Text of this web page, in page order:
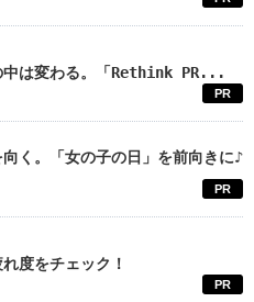
中は変わる。「Rethink PR...
PR
く。「女の子の日」を前向きに♪
PR
度をチェック！
PR